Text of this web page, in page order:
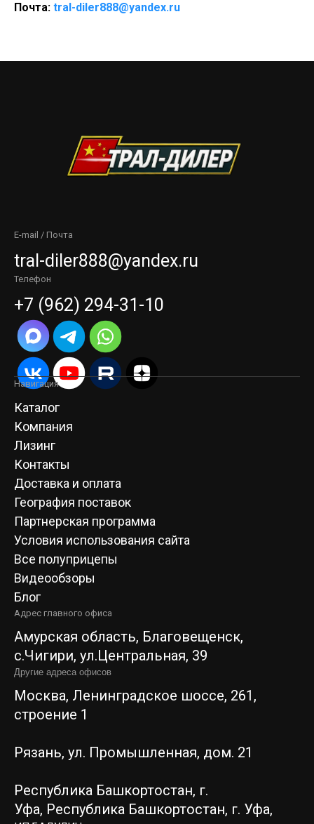
Почта: tral-diler888@yandex.ru
E-mail / Почта
tral-diler888@yandex.ru
Телефон
+7 (962) 294-31-10
Навигация
Каталог
Компания
Лизинг
Контакты
Доставка и оплата
География поставок
Партнерская программа
Условия использования сайта
Все полуприцепы
Видеообзоры
Блог
Адрес главного офиса
Амурская область, Благовещенск,
c.Чигири, ул.Центральная, 39
Другие адреса офисов
Москва, Ленинградское шоссе, 261,
строение 1
Рязань, ул. Промышленная, дом. 21
Республика Башкортостан, г.
Уфа, Республика Башкортостан, г. Уфа,